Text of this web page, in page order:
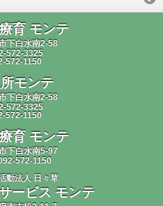
育 モンテ
下白水南2-58
572-3325
572-1150
モンテ
下白水南2-58
572-3325
572-1150
育 モンテ
下白水南5-97
572-1150
動法人 日々草
ービス モンテ